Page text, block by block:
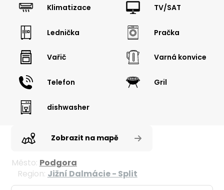
Klimatizace TV/SAT
Lednička Pračka
Vařič Varná konvice
Telefon Gril
dishwasher
Zobrazit na mapě
Město: Podgora
Region: Jižní Dalmácie - Split